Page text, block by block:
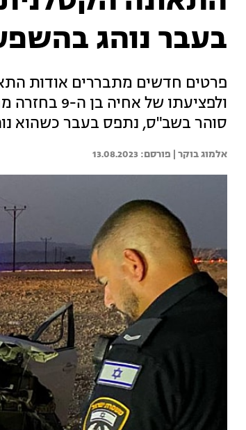
בעבר נוהג
ולפציעתו
סוהר בשב"ס, נתפס בעבר כשהוא
אלמוג בוקר | 13.08.2023